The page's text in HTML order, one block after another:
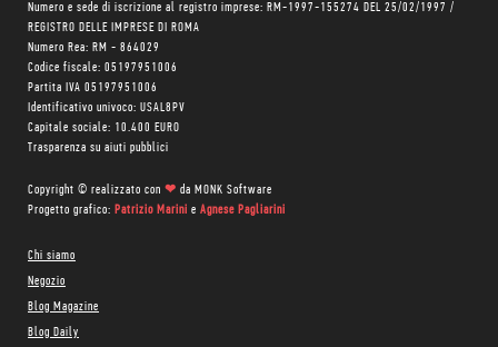
Numero e sede di iscrizione al registro imprese: RM-1997-155274 DEL 25/02/1997 /
REGISTRO DELLE IMPRESE DI ROMA
Numero Rea: RM - 864029
Codice fiscale: 05197951006
Partita IVA 05197951006
Identificativo univoco: USAL8PV
Capitale sociale: 10.400 EURO
Trasparenza su aiuti pubblici
Copyright © realizzato con ❤ da MONK Software
Progetto grafico: Patrizio Marini e Agnese Pagliarini
Chi siamo
Negozio
Blog Magazine
Blog Daily